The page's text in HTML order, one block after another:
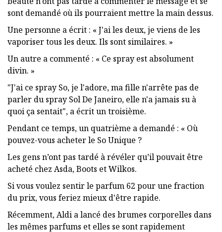
sont demandé où ils pourraient mettre la main dessus.
Une personne a écrit : « J'ai les deux, je viens de les
vaporiser tous les deux. Ils sont similaires. »
Un autre a commenté : « Ce spray est absolument
divin. »
"J'ai ce spray So, je l'adore, ma fille n'arrête pas de
parler du spray Sol De Janeiro, elle n'a jamais su à
quoi ça sentait", a écrit un troisième.
Pendant ce temps, un quatrième a demandé : « Où
pouvez-vous acheter le So Unique ?
Les gens n’ont pas tardé à révéler qu’il pouvait être
acheté chez Asda, Boots et Wilkos.
Si vous voulez sentir le parfum 62 pour une fraction
du prix, vous feriez mieux d'être rapide.
Récemment, Aldi a lancé des brumes corporelles dans
les mêmes parfums et elles se sont rapidement